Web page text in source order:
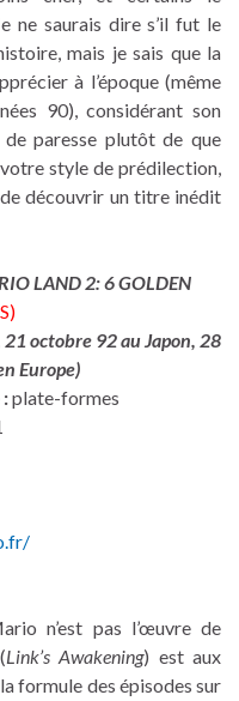
ne saurais dire s’il fut le
mais je sais que la
à l’époque (même
90), considérant son
paresse plutôt de que
style de prédilection,
de découvrir un titre inédit
LAND 2: 6 GOLDEN
21 octobre 92 au Japon, 28
Europe)
plate-formes
n’est pas l’œuvre de
(Link’s Awakening) est aux
formule des épisodes sur